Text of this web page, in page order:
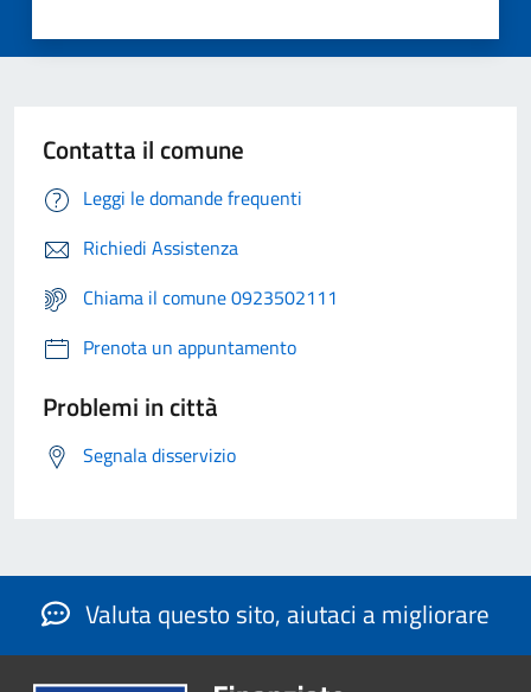
Contatta il comune
Leggi le domande frequenti
Richiedi Assistenza
Chiama il comune 0923502111
Prenota un appuntamento
Problemi in città
Segnala disservizio
Valuta questo sito, aiutaci a migliorare